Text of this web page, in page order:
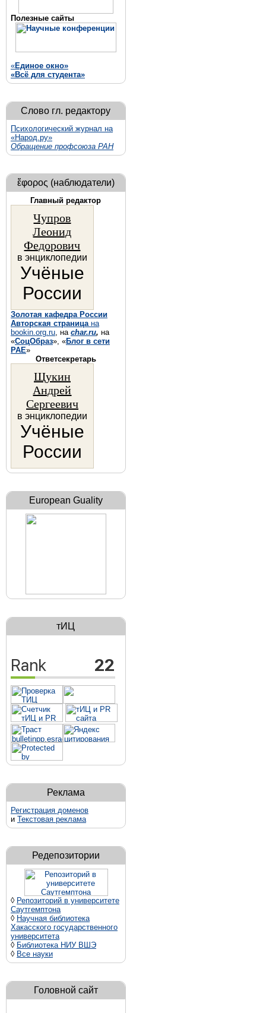
Полезные сайты
«Единое окно»
«Всё для студента»
Слово гл. редактору
Психологический журнал на
«Народ.ру»
Обращение профсоюза РАН
ἔφορος (наблюдатели)
Главный редактор
Чупров
Леонид
Федорович
в энциклопедии
Учёные
России
Золотая кафедра России
Авторская страница на
bookin.org.ru , на char.ru, на
«СоцОбраз», «Блог в сети
РАЕ»
Ответсекретарь
Щукин
Андрей
Сергеевич
в энциклопедии
Учёные
России
European Guality
тИЦ
Реклама
Регистрация доменов
и Текстовая реклама
Редепозитории
◊ Репозиторий в университете
Саутгемптона
◊ Научная библиотека
Хакасского государственного
университета
◊ Библиотека НИУ ВШЭ
◊ Все науки
Головной сайт